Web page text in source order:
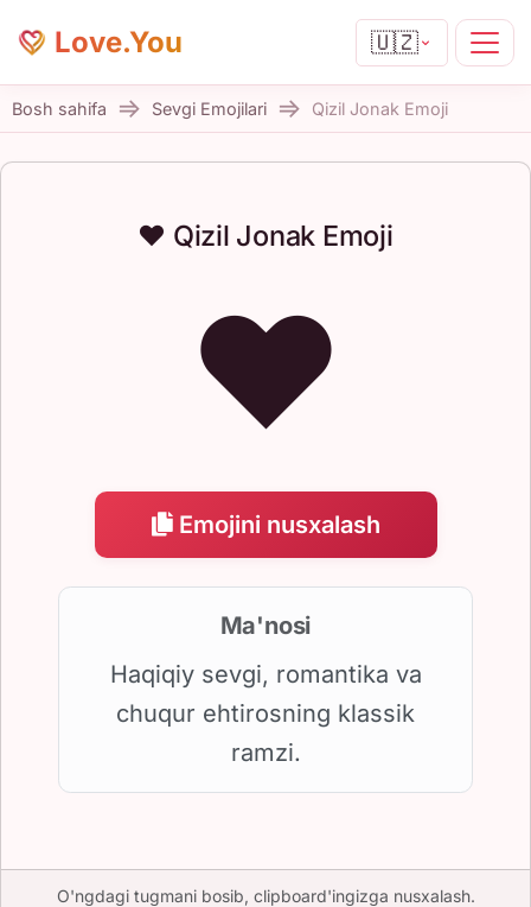
Love.You 🇺🇿
Bosh sahifa Sevgi Emojilari Qizil Jonak Emoji
❤️ Qizil Jonak Emoji
❤️
Emojini nusxalash
Ma'nosi
Haqiqiy sevgi, romantika va
chuqur ehtirosning klassik
ramzi.
O'ngdagi tugmani bosib, clipboard'ingizga nusxalash.